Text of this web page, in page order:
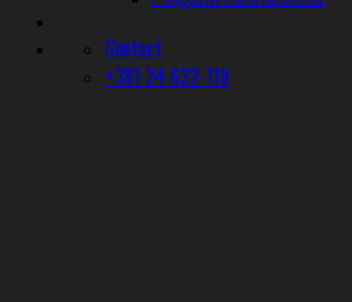
Contact
+381 24 622-119